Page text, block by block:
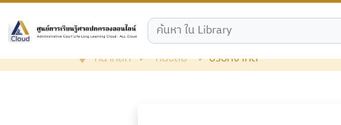
หน้าหลัก
หนังสือ บริษัทจำกัด